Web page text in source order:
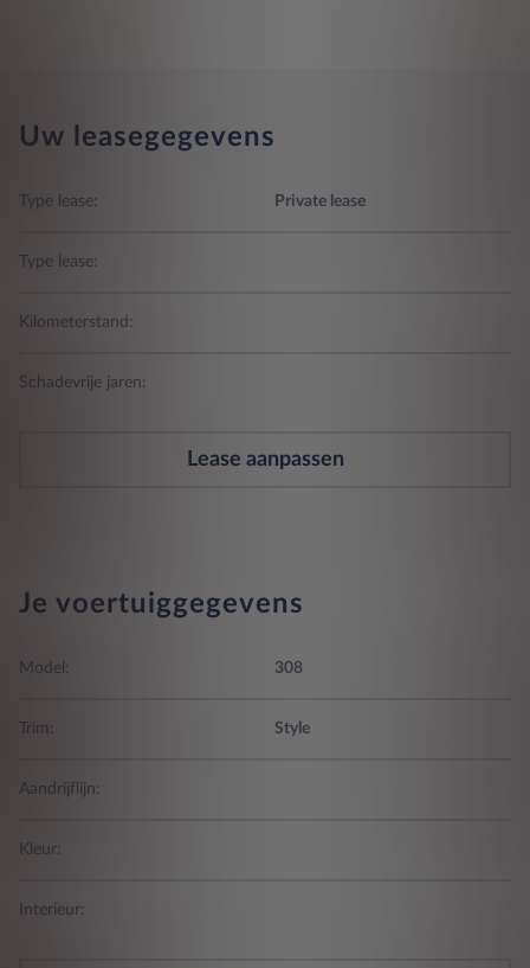
Uw leasegegevens
Type lease: Private lease
Type lease:
Kilometerstand:
Schadevrije jaren:
Lease aanpassen
Je voertuiggegevens
Model: 308
Trim: Style
Aandrijflijn:
Kleur:
Interieur: